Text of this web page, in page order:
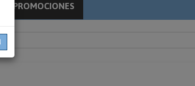
PROMOCIONES